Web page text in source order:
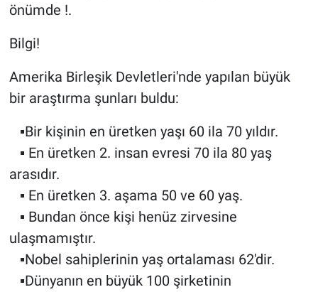
önümde !.
Bilgi!
Amerika Birleşik Devletleri'nde yapılan büyük
bir araştırma şunları buldu:
▪Bir kişinin en üretken yaşı 60 ila 70 yıldır.
▪ En üretken 2. insan evresi 70 ila 80 yaş
arasıdır.
▪ En üretken 3. aşama 50 ve 60 yaş.
▪ Bundan önce kişi henüz zirvesine
ulaşmamıştır.
▪Nobel sahiplerinin yaş ortalaması 62'dir.
▪Dünyanın en büyük 100 şirketinin